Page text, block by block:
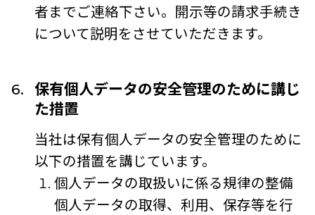
者までご連絡下さい。開示等の請求手続き
について説明をさせていただきます。
保有個人データの安全管理のために講じ
た措置
当社は保有個人データの安全管理のために
以下の措置を講じています。
個人データの取扱いに係る規律の整備
個人データの取得、利用、保存等を行